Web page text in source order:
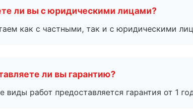
ли вы с юридическими лицами?
как с частными, так и с юридическими
ли вы гарантию?
виды работ предоставляется гарантия от 1